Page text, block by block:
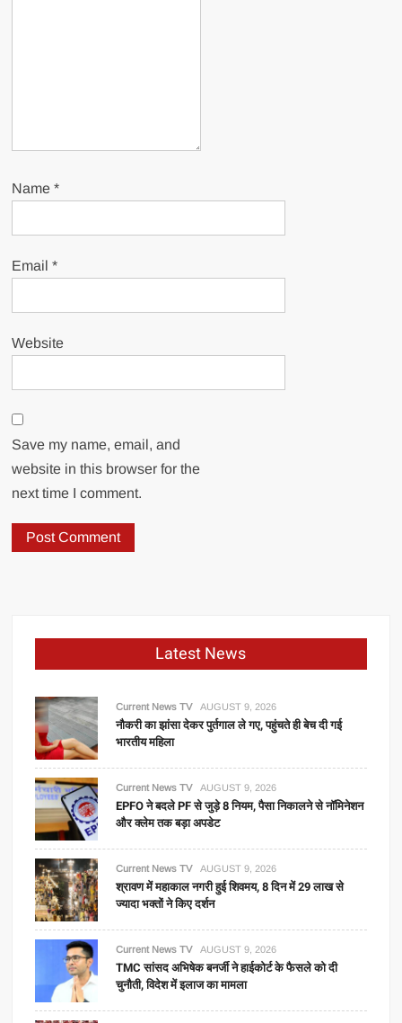
Name*
Email*
Website
Save my name, email, and
website in this browser for the
next time I comment.
Latest News
Current News TV AUGUST 9, 2026
नौकरी का झांसा देकर पुर्तगाल ले गए, पहुंचते ही बेच दी गई
भारतीय महिला
Current News TV AUGUST 9, 2026
EPFO ने बदले PF से जुड़े 8 नियम, पैसा निकालने से नॉमिनेशन
और क्लेम तक बड़ा अपडेट
Current News TV AUGUST 9, 2026
श्रावण में महाकाल नगरी हुई शिवमय, 8 दिन में 29 लाख से
ज्यादा भक्तों ने किए दर्शन
Current News TV AUGUST 9, 2026
TMC सांसद अभिषेक बनर्जी ने हाईकोर्ट के फैसले को दी
चुनौती, विदेश में इलाज का मामला